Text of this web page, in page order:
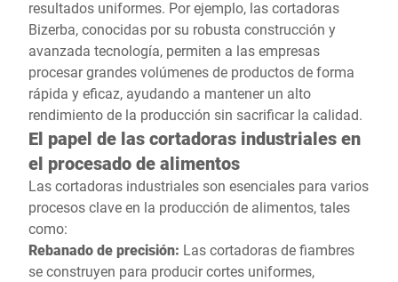
resultados uniformes. Por ejemplo, las cortadoras
Bizerba, conocidas por su robusta construcción y
avanzada tecnología, permiten a las empresas
procesar grandes volúmenes de productos de forma
rápida y eficaz, ayudando a mantener un alto
rendimiento de la producción sin sacrificar la calidad.
El papel de las cortadoras industriales en
el procesado de alimentos
Las cortadoras industriales son esenciales para varios
procesos clave en la producción de alimentos, tales
como:
Rebanado de precisión: Las cortadoras de fiambres
se construyen para producir cortes uniformes,